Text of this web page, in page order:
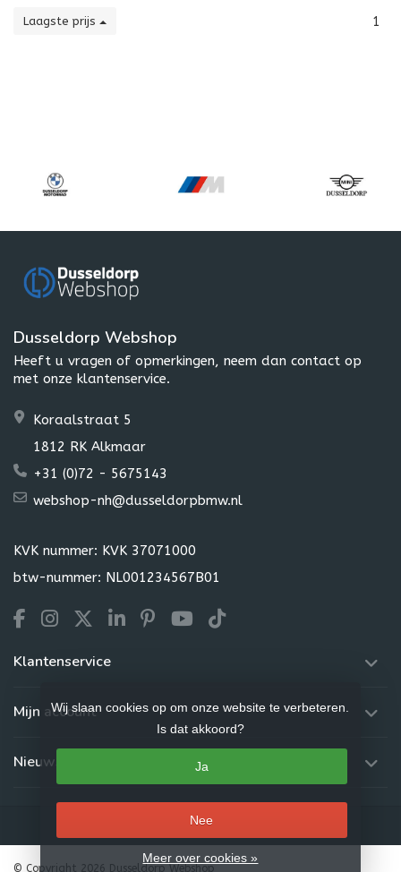
Laagste prijs 1
Dusseldorp Webshop
Heeft u vragen of opmerkingen, neem dan contact op
met onze klantenservice.
Koraalstraat 5
1812 RK Alkmaar
+31 (0)72 - 5675143
webshop-nh@dusseldorpbmw.nl
KVK nummer: KVK 37071000
btw-nummer: NL001234567B01
Klantenservice
Mijn account
Nieuwsbrief
Wij slaan cookies op om onze website te verbeteren.
Is dat akkoord?
Ja
Nee
Meer over cookies »
© Copyright 2026 Dusseldorp Webshop